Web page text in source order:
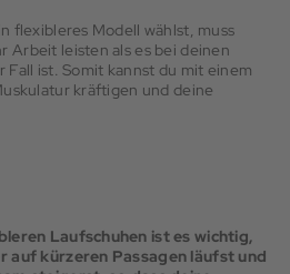
flexibleres Modell wählst, muss
Arbeit leisten als es bei deinen
ist. Somit kannst du mit einem
kräftigen und deine
Laufschuhen ist es wichtig,
auf kürzeren Passagen läufst und